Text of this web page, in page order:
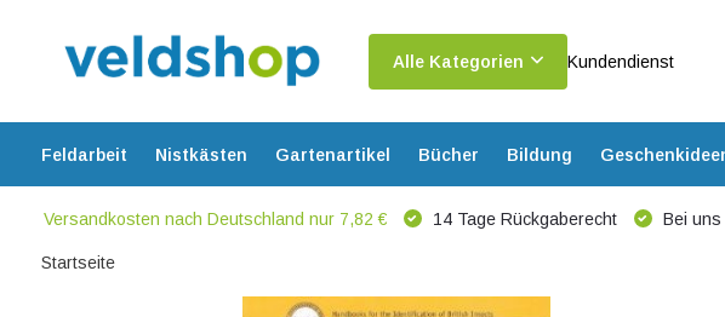
Alle Kategorien Kundendienst
Feldarbeit Nistkästen Gartenartikel Bücher Bildung
Versandkosten nach Deutschland nur 7,82 € 14 Tage Rückgaberecht Bei uns
Startseite